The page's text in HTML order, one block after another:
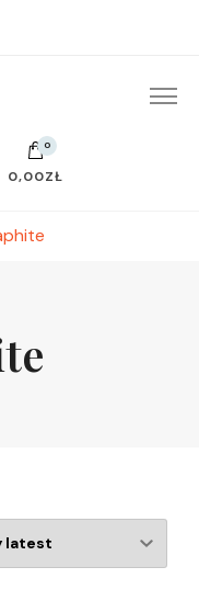
0
0,00ZŁ